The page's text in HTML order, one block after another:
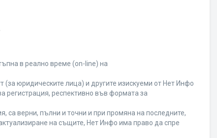
в реално време (on-line) на
юридическите лица) и другите изискуеми от Нет Инфо
регистрация, респективно във формата за
са верни, пълни и точни и при промяна на последните,
на същите, Нет Инфо има право да спре